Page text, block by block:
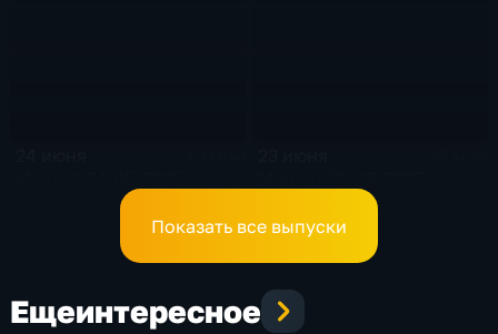
Показать все выпуски
Ещеинтересное